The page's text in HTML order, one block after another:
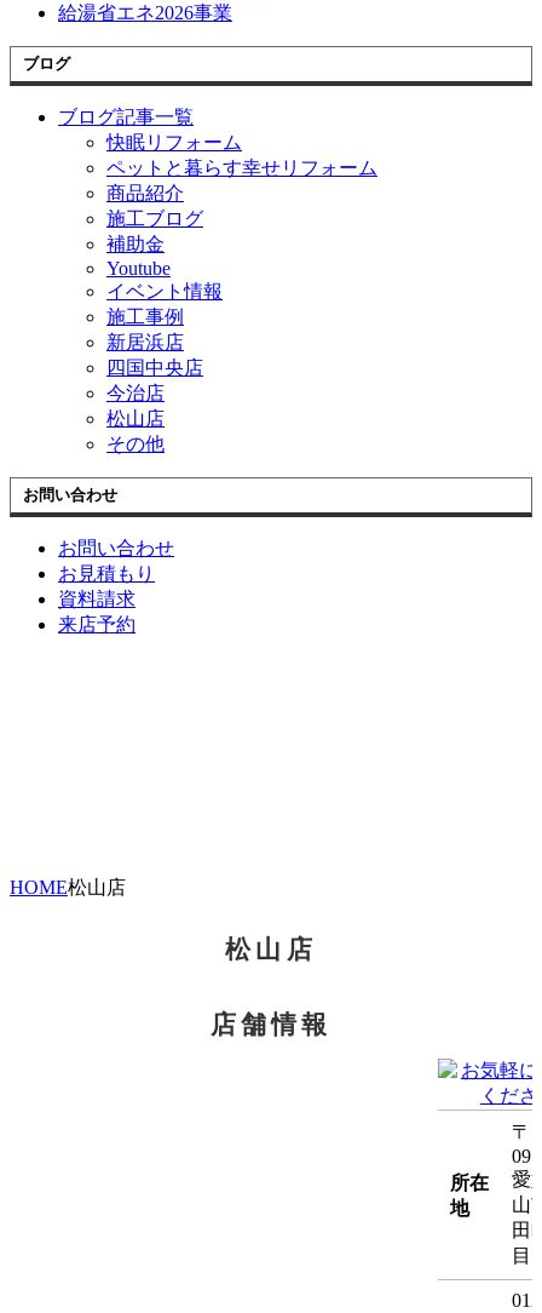
給湯省エネ2026事業
ブログ
ブログ記事一覧
快眠リフォーム
ペットと暮らす幸せリフォーム
商品紹介
施工ブログ
補助金
Youtube
イベント情報
施工事例
新居浜店
四国中央店
今治店
松山店
その他
お問い合わせ
お問い合わせ
お見積もり
資料請求
来店予約
HOME松山店
松山店
店舗情報
所在
地
〒
愛
山
田
目